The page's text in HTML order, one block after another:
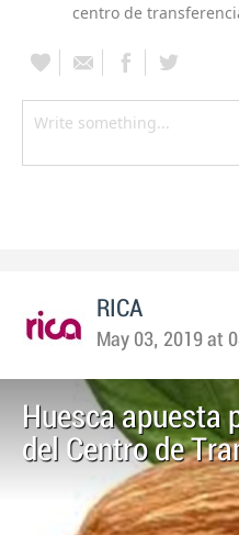
centro de
RICA
May 03, 2019 at
Huesca apuesta
del Centro de